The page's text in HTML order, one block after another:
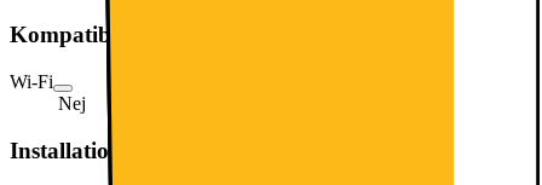
Kompatibel med
Wi-Fi
Nej
Installationsmått